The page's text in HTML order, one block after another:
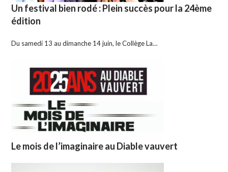
Un festival bien rodé : Plein succès pour la 24ème
édition
Du samedi 13 au dimanche 14 juin, le Collège La…
Le mois de l’imaginaire au Diable vauvert